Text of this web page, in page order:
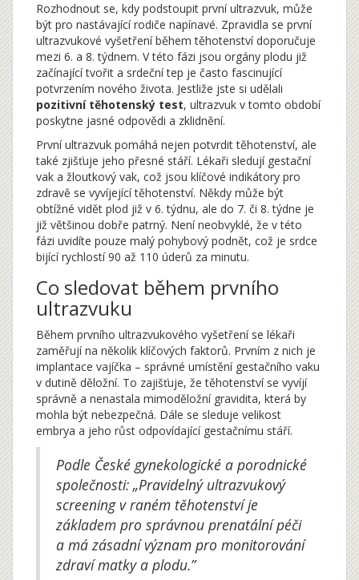
Rozhodnout se, kdy podstoupit první ultrazvuk, může
být pro nastávající rodiče napínavé. Zpravidla se první
ultrazvukové vyšetření během těhotenství doporučuje
mezi 6. a 8. týdnem. V této fázi jsou orgány plodu již
začínající tvořit a srdeční tep je často fascinující
potvrzením nového života. Jestliže jste si udělali
pozitivní těhotenský test, ultrazvuk v tomto období
poskytne jasné odpovědi a zklidnění.
První ultrazvuk pomáhá nejen potvrdit těhotenství, ale
také zjišťuje jeho přesné stáří. Lékaři sledují gestační
vak a žloutkový vak, což jsou klíčové indikátory pro
zdravě se vyvíjející těhotenství. Někdy může být
obtížné vidět plod již v 6. týdnu, ale do 7. či 8. týdne je
již většinou dobře patrný. Není neobvyklé, že v této
fázi uvidíte pouze malý pohybový podnět, což je srdce
bijící rychlostí 90 až 110 úderů za minutu.
Co sledovat během prvního
ultrazvuku
Během prvního ultrazvukového vyšetření se lékaři
zaměřují na několik klíčových faktorů. Prvním z nich je
implantace vajíčka – správné umístění gestačního vaku
v dutině děložní. To zajišťuje, že těhotenství se vyvíjí
správně a nenastala mimoděložní gravidita, která by
mohla být nebezpečná. Dále se sleduje velikost
embrya a jeho růst odpovídající gestačnímu stáří.
Podle České gynekologické a porodnické
společnosti: „Pravidelný ultrazvukový
screening v raném těhotenství je
základem pro správnou prenatální péči
a má zásadní význam pro monitorování
zdraví matky a plodu.”